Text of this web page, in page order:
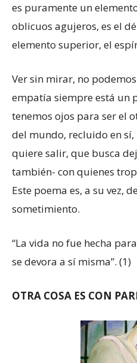
es puramente un
oblicuos agujeros, es el
elemento superior, el
Ver sin mirar, no
empatía siempre está un
tenemos ojos para ser el
del mundo, recluido en
quiere salir, que busca
también- con quienes
Este poema es, a su vez,
sometimiento.
“La vida no fue hecha
se devora a sí misma”. (1)
OTRA COSA ES CON